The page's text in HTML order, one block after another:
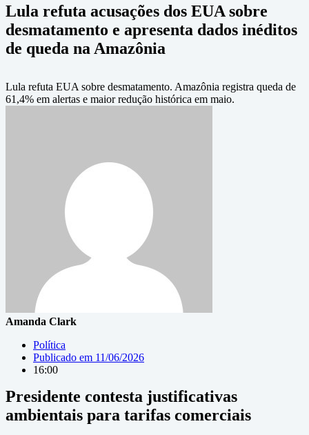
Lula refuta acusações dos EUA sobre
desmatamento e apresenta dados inéditos
de queda na Amazônia
Lula refuta EUA sobre desmatamento. Amazônia registra queda de
61,4% em alertas e maior redução histórica em maio.
Amanda Clark
Política
Publicado em 11/06/2026
16:00
Presidente contesta justificativas
ambientais para tarifas comerciais